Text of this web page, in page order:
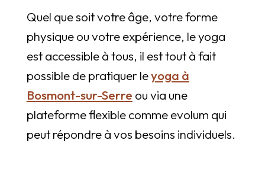
Quel que soit votre âge, votre forme
physique ou votre expérience, le yoga
est accessible à tous, il est tout à fait
possible de pratiquer leyoga à
Bosmont-sur-Serre ou via une
plateforme flexible comme evolum qui
peut répondre à vos besoins individuels.